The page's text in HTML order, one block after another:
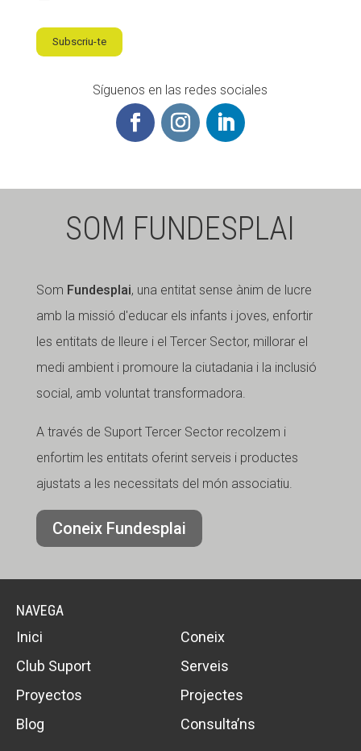
Subscriu-te
Síguenos en las redes sociales
SOM FUNDESPLAI
Som Fundesplai, una entitat sense ànim de lucre
amb la missió d'educar els infants i joves, enfortir
les entitats de lleure i el Tercer Sector, millorar el
medi ambient i promoure la ciutadania i la inclusió
social, amb voluntat transformadora.
A través de Suport Tercer Sector recolzem i
enfortim les entitats oferint serveis i productes
ajustats a les necessitats del món associatiu.
Coneix Fundesplai
NAVEGA
Inici
Coneix
Club Suport
Serveis
Proyectos
Projectes
Blog
Consulta’ns